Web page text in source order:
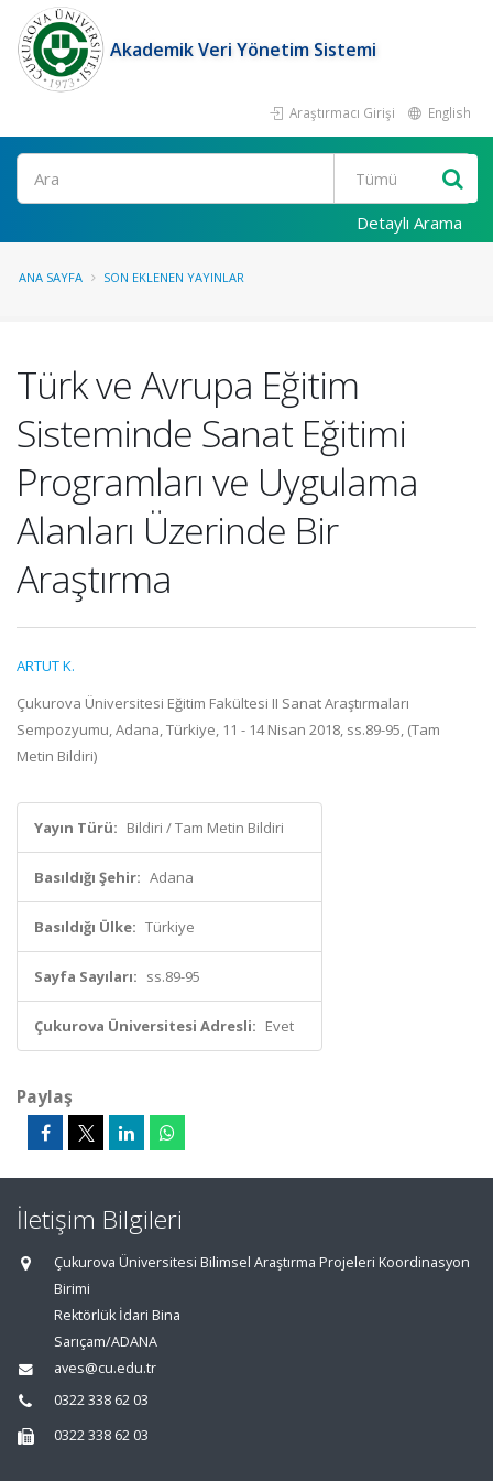
Akademik Veri Yönetim Sistemi
Araştırmacı Girişi English
Ara
Detaylı Arama
ANA SAYFA SON EKLENEN YAYINLAR
Türk ve Avrupa Eğitim
Sisteminde Sanat Eğitimi
Programları ve Uygulama
Alanları Üzerinde Bir
Araştırma
ARTUT K.
Çukurova Üniversitesi Eğitim Fakültesi II Sanat Araştırmaları
Sempozyumu, Adana, Türkiye, 11 - 14 Nisan 2018, ss.89-95, (Tam
Metin Bildiri)
Yayın Türü: Bildiri / Tam Metin Bildiri
Basıldığı Şehir: Adana
Basıldığı Ülke: Türkiye
Sayfa Sayıları: ss.89-95
Çukurova Üniversitesi Adresli: Evet
Paylaş
İletişim Bilgileri
Çukurova Üniversitesi Bilimsel Araştırma Projeleri Koordinasyon
Birimi
Rektörlük İdari Bina
Sarıçam/ADANA
aves@cu.edu.tr
0322 338 62 03
0322 338 62 03